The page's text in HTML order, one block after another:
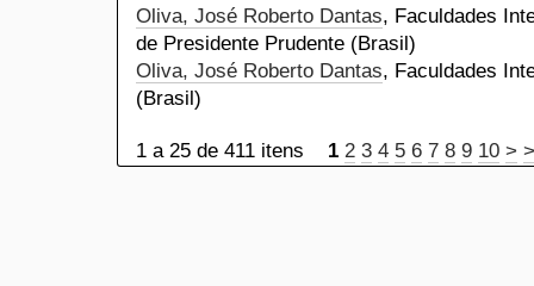
Oliva, José Roberto Dantas, Faculdades
de Presidente Prudente (Brasil)
Oliva, José Roberto Dantas, Faculdades
(Brasil)
1 a 25 de 411 itens 1 2 3 4 5 6 7 8 9 10 >